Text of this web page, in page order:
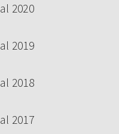
2020
2019
2018
2017